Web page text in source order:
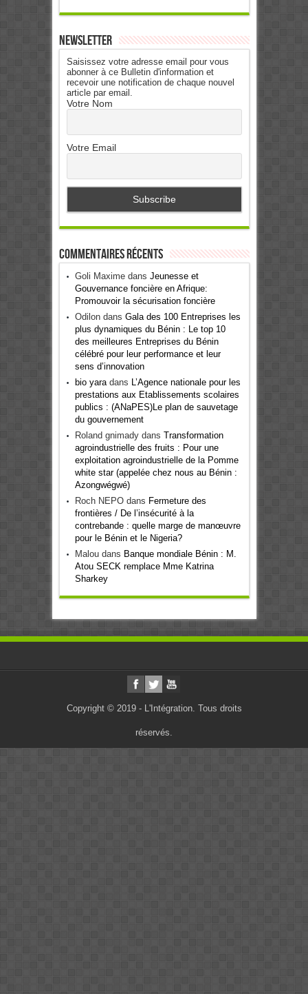
Newsletter
Saisissez votre adresse email pour vous
abonner à ce Bulletin d'information et
recevoir une notification de chaque nouvel
article par email.
Votre Nom
Votre Email
Commentaires récents
Goli Maximedans Jeunesse et
Gouvernance foncière en Afrique:
Promouvoir la sécurisation foncière
Odilondans Gala des 100 Entreprises les
plus dynamiques du Bénin : Le top 10
des meilleures Entreprises du Bénin
célébré pour leur performance et leur
sens d’innovation
bio yaradans
L’Agence nationale pour les
prestations aux Etablissements scolaires
publics : (ANaPES)Le plan de sauvetage
du gouvernement
Roland gnimadydans Transformation
agroindustrielle des fruits : Pour une
exploitation agroindustrielle de la Pomme
white star (appelée chez nous au Bénin :
Azongwégwé)
Roch NEPOdans Fermeture des
frontières / De l’insécurité à la
contrebande : quelle marge de manœuvre
pour le Bénin et le Nigeria?
Maloudans Banque mondiale Bénin : M.
Atou SECK remplace Mme Katrina
Sharkey
Copyright © 2019 - L'Intégration. Tous droits
réservés.